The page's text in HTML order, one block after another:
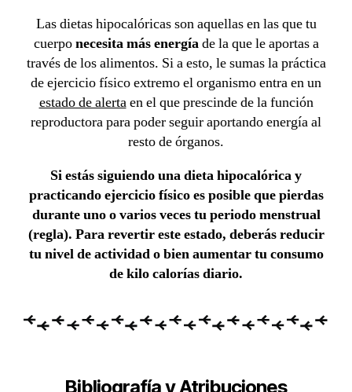
Las dietas hipocalóricas son aquellas en las que tu
cuerponecesita más energíade la que le aportas a
través de los alimentos. Si a esto, le sumas la práctica
de ejercicio físico extremo el organismo entra en un
estado de alertaen el que prescinde de la función
reproductora para poder seguir aportando energía al
resto de órganos.
Si estás siguiendo una dieta hipocalórica y
practicando ejercicio físico es posible que pierdas
durante uno o varios veces tu periodo menstrual
(regla). Para revertir este estado, deberás reducir
tu nivel de actividad o bien aumentar tu consumo
de kilo calorías diario.
Bibliografía y Atribuciones